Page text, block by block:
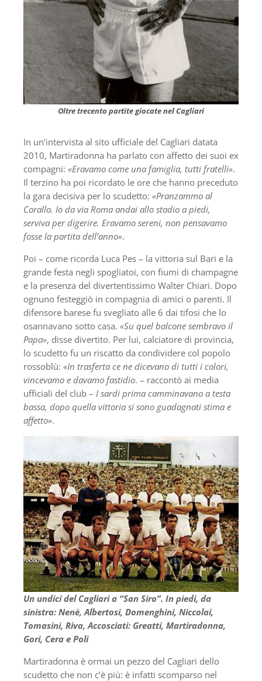
Oltre trecento partite giocate nel Cagliari
In un’intervista al sito ufficiale del Cagliari datata
2010, Martiradonna ha parlato con affetto dei suoi ex
compagni: «Eravamo come una famiglia, tutti fratelli».
Il terzino ha poi ricordato le ore che hanno preceduto
la gara decisiva per lo scudetto: «Pranzammo al
Corallo. Io da via Roma andai allo stadio a piedi,
serviva per digerire. Eravamo sereni, non pensavamo
fosse la partita dell’anno».
Poi – come ricorda Luca Pes – la vittoria sul Bari e la
grande festa negli spogliatoi, con fiumi di champagne
e la presenza del divertentissimo Walter Chiari. Dopo
ognuno festeggiò in compagnia di amici o parenti. Il
difensore barese fu svegliato alle 6 dai tifosi che lo
osannavano sotto casa. «Su quel balcone sembravo il
Papa», disse divertito. Per lui, calciatore di provincia,
lo scudetto fu un riscatto da condividere col popolo
rossoblù: «In trasferta ce ne dicevano di tutti i colori,
vincevamo e davamo fastidio. – raccontò ai media
ufficiali del club – I sardi prima camminavano a testa
bassa, dopo quella vittoria si sono guadagnati stima e
affetto».
Un undici del Cagliari a “San Siro”. In piedi, da
sinistra: Nenè, Albertosi, Domenghini, Niccolai,
Tomasini, Riva, Accosciati: Greatti, Martiradonna,
Gori, Cera e Poli
Martiradonna è ormai un pezzo del Cagliari dello
scudetto che non c’è più: è infatti scomparso nel